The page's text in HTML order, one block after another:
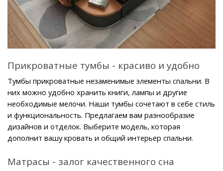
Прикроватные тумбы - красиво и удобно
Тумбы прикроватные незаменимые элементы спальни. В
них можно удобно хранить книги, лампы и другие
необходимые мелочи. Наши тумбы сочетают в себе стиль
и функциональность. Предлагаем вам разнообразие
дизайнов и отделок. Выберите модель, которая
дополнит вашу кровать и общий интерьер спальни.
Матрасы - залог качественного сна